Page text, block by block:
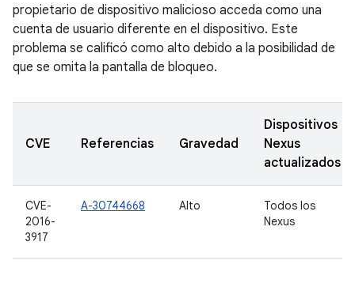
propietario de dispositivo malicioso acceda como una
cuenta de usuario diferente en el dispositivo. Este
problema se calificó como alto debido a la posibilidad de
que se omita la pantalla de bloqueo.
CVE Referencias Gravedad
Dispositivos
Nexus
actualizados
CVE-
2016-
3917
A-30744668 Alto
Todos los
Nexus